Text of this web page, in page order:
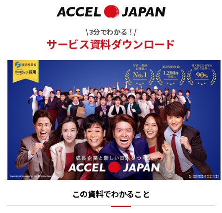
\ 3分でわかる！/
サービス資料ダウンロード
この資料でわかること